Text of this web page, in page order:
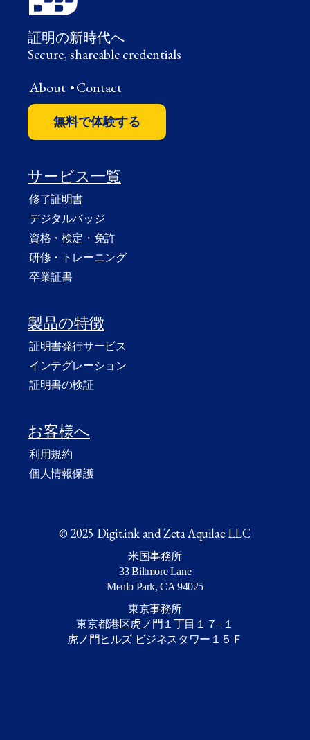
証明の新時代へ
Secure, shareable credentials
About •Contact
無料で体験する
サービス一覧
修了証明書
デジタルバッジ
資格・検定・免許
研修・トレーニング
卒業証書
製品の特徴
証明書発行サービス
インテグレーション
証明書の検証
お客様へ
利用規約
個人情報保護
© 2025 Digit.ink and Zeta Aquilae LLC
米国事務所
33 Biltmore Lane
Menlo Park, CA 94025
東京事務所
東京都港区虎ノ門１丁目１７−１
虎ノ門ヒルズ ビジネスタワー１５Ｆ